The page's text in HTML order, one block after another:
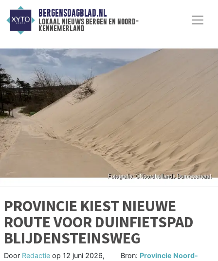
BERGENSDAGBLAD.NL
lokaal nieuws bergen en noord-
kennemerland
PROVINCIE KIEST NIEUWE
ROUTE VOOR DUINFIETSPAD
BLIJDENSTEINSWEG
Door Redactie op 12 juni 2026,
Bron: Provincie Noord-